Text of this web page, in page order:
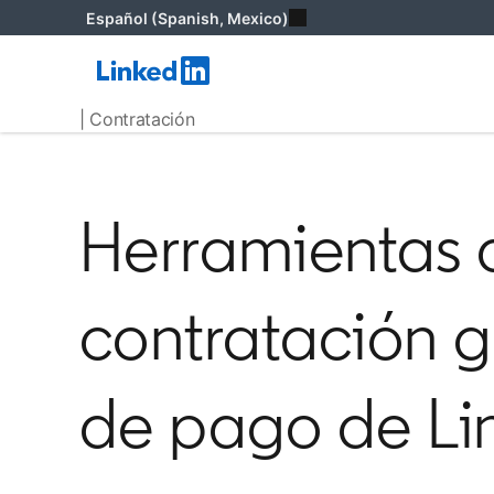
Español (Spanish, Mexico)
| Contratación
Herramientas
contratación
de pago de